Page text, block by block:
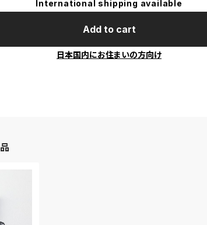
International shipping available
Add to cart
日本国内にお住まいの方向け